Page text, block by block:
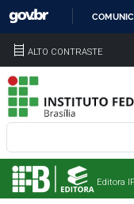
ALTO CONTRASTE
Editora